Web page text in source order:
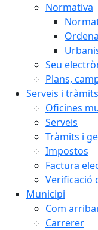
Normativa
Seu
Plans,
Serveis i tràmits
Oficines
Serveis
Tràmits i
Impostos
Factura
Verificació
Municipi
Com
Carrerer